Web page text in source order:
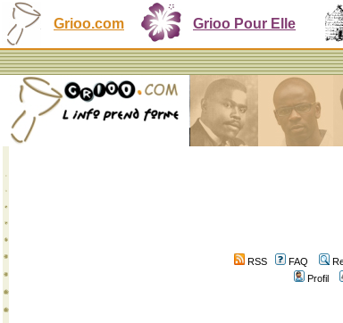
Grioo.com Grioo Pour Elle
RSS FAQ
Profil